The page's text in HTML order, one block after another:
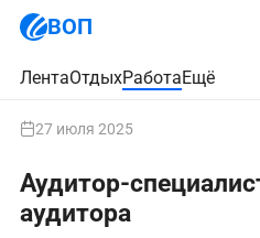
ВОП
ЛентаОтдыхРаботаЕщё
27 июля 2025
Аудитор-
аудитора